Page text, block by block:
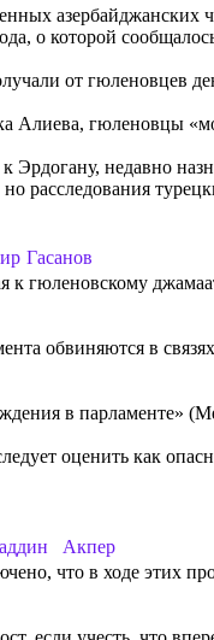
о которой
от гюленовцев
Алиева, гюленовцы
к Эрдогану, недавно
расследования
Гасанов
к гюленовскому
обвиняются в
в парламенте»
оценить как
Акпер
что в ходе этих